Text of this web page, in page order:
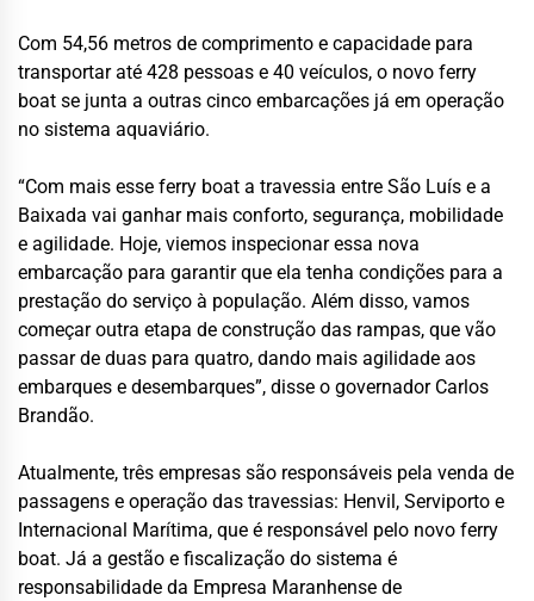
Com 54,56 metros de comprimento e capacidade para
transportar até 428 pessoas e 40 veículos, o novo ferry
boat se junta a outras cinco embarcações já em operação
no sistema aquaviário.
“Com mais esse ferry boat a travessia entre São Luís e a
Baixada vai ganhar mais conforto, segurança, mobilidade
e agilidade. Hoje, viemos inspecionar essa nova
embarcação para garantir que ela tenha condições para a
prestação do serviço à população. Além disso, vamos
começar outra etapa de construção das rampas, que vão
passar de duas para quatro, dando mais agilidade aos
embarques e desembarques”, disse o governador Carlos
Brandão.
Atualmente, três empresas são responsáveis pela venda de
passagens e operação das travessias: Henvil, Serviporto e
Internacional Marítima, que é responsável pelo novo ferry
boat. Já a gestão e fiscalização do sistema é
responsabilidade da Empresa Maranhense de